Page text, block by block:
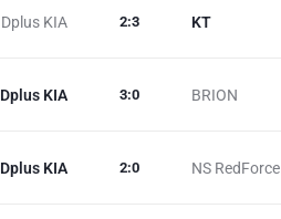
Dplus KIA KT
2:3
Dplus KIA BRION
3:0
Dplus KIA NS RedForce
2:0